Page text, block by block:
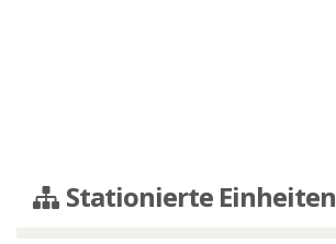
Stationierte Einheiten